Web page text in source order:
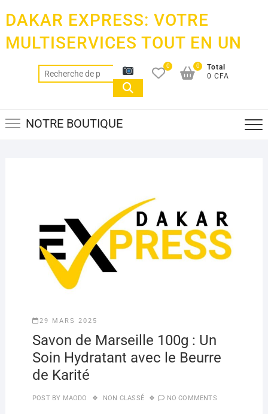
content
DAKAR EXPRESS: VOTRE
MULTISERVICES TOUT EN UN
Recherche
pour :
0
Total
0 CFA
0
NOTRE BOUTIQUE
29 MARS 2025
Savon de Marseille 100g : Un
Soin Hydratant avec le Beurre
de Karité
POST BY MAODO NON CLASSÉ NO COMMENTS